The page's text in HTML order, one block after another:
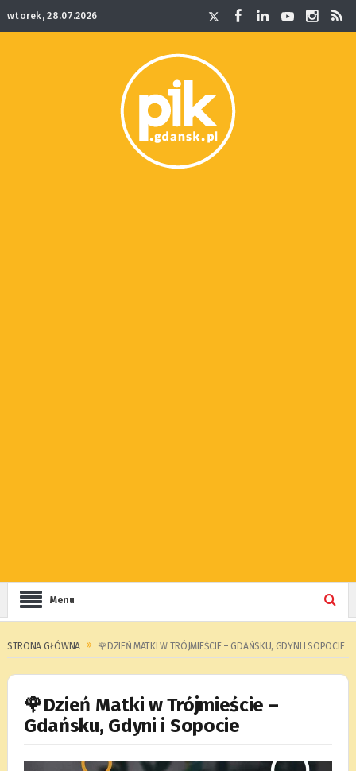
wtorek, 28.07.2026
Menu
STRONA GŁÓWNA 🌹DZIEŃ MATKI W TRÓJMIEŚCIE – GDAŃSKU, GDYNI I SOPOCIE
🌹Dzień Matki w Trójmieście –
Gdańsku, Gdyni i Sopocie